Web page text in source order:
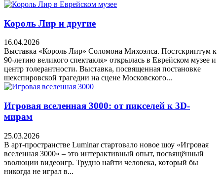
Король Лир и другие
16.04.2026
Выставка «Король Лир» Соломона Михоэлса. Постскриптум к
90-летию великого спектакля» открылась в Еврейском музее и
центр толерантности. Выставка, посвященная постановке
шекспировской трагедии на сцене Московского...
Игровая вселенная 3000: от пикселей к 3D-
мирам
25.03.2026
В арт-пространстве Luminar стартовало новое шоу «Игровая
вселенная 3000» – это интерактивный опыт, посвящённый
эволюции видеоигр. Трудно найти человека, который бы
никогда не играл в...